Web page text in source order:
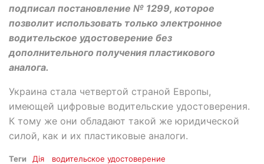
подписал постановление № 1299, которое
позволит использовать только электронное
водительское удостоверение без
дополнительного получения пластикового
аналога.
Украина стала четвертой страной Европы,
имеющей цифровые водительские удостоверения.
К тому же они обладают такой же юридической
силой, как и их пластиковые аналоги.
Теги Дія водительское удостоверение